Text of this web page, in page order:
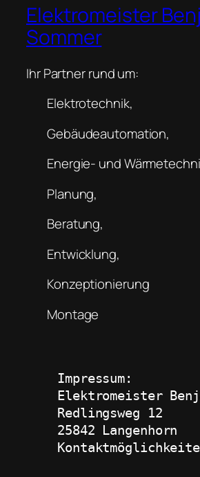
Elektromeister
Sommer
Ihr Partner rund um:
Elektrotechnik,
Gebäudeautomation,
Energie- und
Planung,
Beratung,
Entwicklung,
Konzeptionierung
Montage
Impressum:
Elektromeister
Redlingsweg 12
25842 Langenhorn